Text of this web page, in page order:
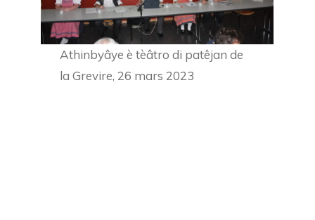
Athinbyâye è tèâtro di patêjan de
la Grevire, 26 mars 2023